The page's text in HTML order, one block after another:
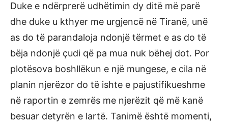
Duke e ndërprerë udhëtimin dy ditë më parë
dhe duke u kthyer me urgjencë në Tiranë, unë
as do të parandaloja ndonjë tërmet e as do të
bëja ndonjë çudi që pa mua nuk bëhej dot. Por
plotësova boshllëkun e një mungese, e cila në
planin njerëzor do të ishte e pajustifikueshme
në raportin e zemrës me njerëzit që më kanë
besuar detyrën e lartë. Tanimë është momenti,